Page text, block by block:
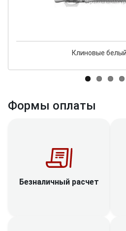
Клиновые
Формы оплаты
Безналичный расчет